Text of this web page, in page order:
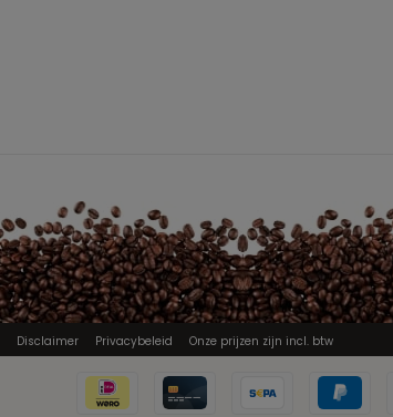
Disclaimer Privacybeleid Onze prijzen zijn incl. btw